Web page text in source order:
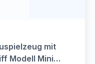
mit
Modell Mini